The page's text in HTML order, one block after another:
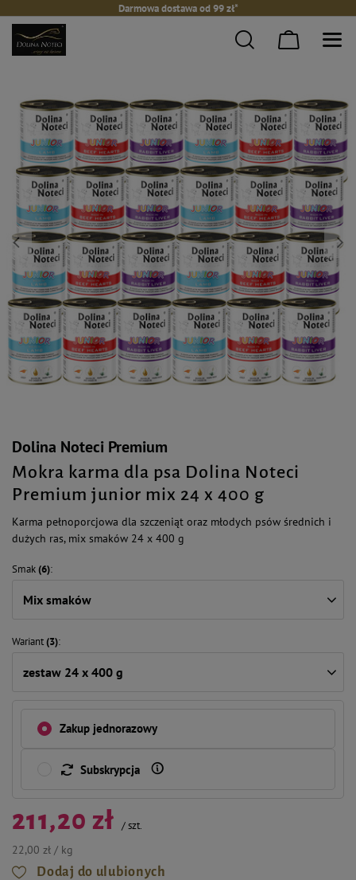
Darmowa dostawa od 99 zł*
Dolina Noteci Premium
Mokra karma dla psa Dolina Noteci
Premium junior mix 24 x 400 g
Karma pełnoporcjowa dla szczeniąt oraz młodych psów średnich i
dużych ras, mix smaków 24 x 400 g
Smak(6)
Mix smaków
Wariant(3)
zestaw 24 x 400 g
Zakup jednorazowy
Subskrypcja
211,20 zł /szt.
22,00 zł / kg
Dodaj do ulubionych